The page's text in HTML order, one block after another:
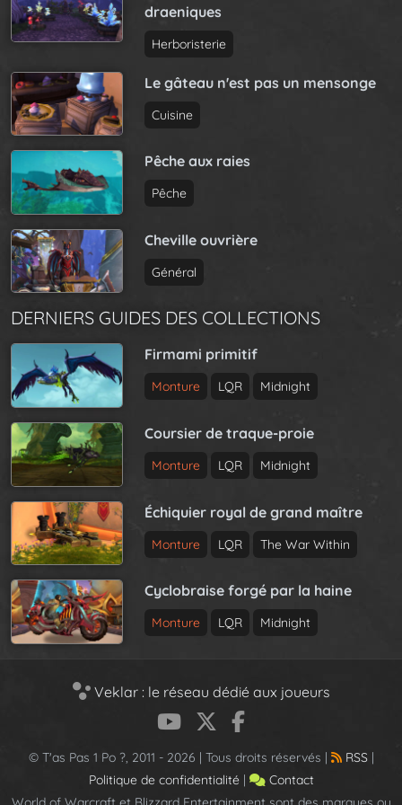
draeniques
Herboristerie
Le gâteau n'est pas un mensonge
Cuisine
Pêche aux raies
Pêche
Cheville ouvrière
Général
DERNIERS GUIDES DES COLLECTIONS
Firmami primitif
Monture LQR Midnight
Coursier de traque-proie
Monture LQR Midnight
Échiquier royal de grand maître
Monture LQR The War Within
Cyclobraise forgé par la haine
Monture LQR Midnight
Veklar : le réseau dédié aux joueurs
© T'as Pas 1 Po ?, 2011 - 2026 | Tous droits réservés | RSS|
Politique de confidentialité|
Contact